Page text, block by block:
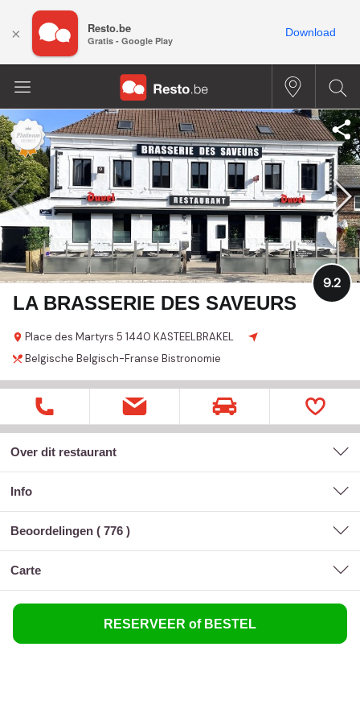
LA BRASSERIE DES SAVEURS
Place des Martyrs 5 1440 KASTEELBRAKEL
9.2
Belgische Belgisch-Franse Bistronomie
Over dit restaurant
Info
Beoordelingen ( 776 )
carte
RESERVEER of BESTEL
× Resto.be
Gratis - Google Play
Download